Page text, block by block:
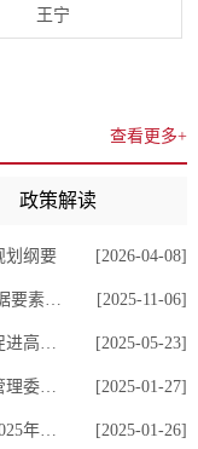
王宁
查看更多+
政策解读
划纲要 [2026-04-08]
的实施意见 [2025-11-06]
》的通知 [2025-05-23]
年）》的通知 [2025-01-27]
的通知 [2025-01-26]